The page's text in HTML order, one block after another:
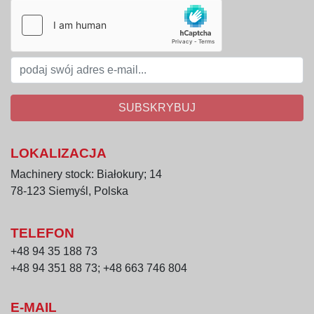
SUBSKRYBUJ
LOKALIZACJA
Machinery stock: Białokury; 14
78-123 Siemyśl, Polska
TELEFON
+48 94 35 188 73
+48 94 351 88 73; +48 663 746 804
E-MAIL